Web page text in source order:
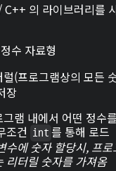
C++ 의 라이브러리를
수 자료형
럴(프로그램상의 모든
장
그램 내에서 어떤 정수
조건 int 를 통해 로드
수에 숫자 할당시, 프
리터릴 숫자를 가져옴